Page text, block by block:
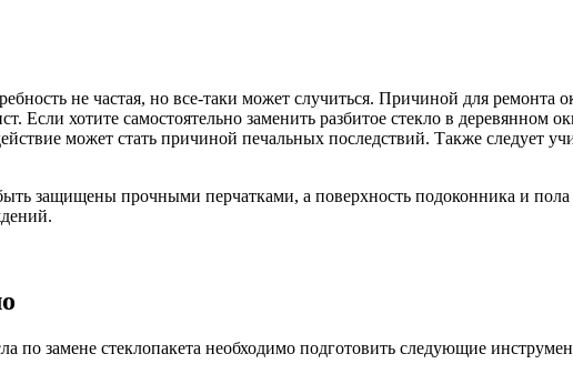
не частая, но все-таки может случиться. Причиной для
Если хотите самостоятельно заменить разбитое стекло в деревянном
может стать причиной печальных последствий. Также следует
защищены прочными перчатками, а поверхность подоконника и
по замене стеклопакета необходимо подготовить следующие